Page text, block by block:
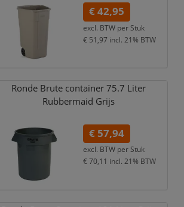
€ 42,95
excl. BTW per Stuk
€ 51,97 incl. 21% BTW
Ronde Brute container 75.7 Liter
Rubbermaid Grijs
€ 57,94
excl. BTW per Stuk
€ 70,11 incl. 21% BTW